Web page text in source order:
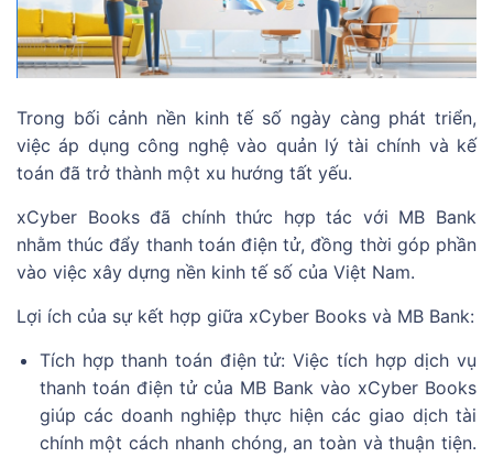
Trong bối cảnh nền kinh tế số ngày càng phát triển,
việc áp dụng công nghệ vào quản lý tài chính và kế
toán đã trở thành một xu hướng tất yếu.
xCyber Books đã chính thức hợp tác với MB Bank
nhằm thúc đẩy thanh toán điện tử, đồng thời góp phần
vào việc xây dựng nền kinh tế số của Việt Nam.
Lợi ích của sự kết hợp giữa xCyber Books và MB Bank:
Tích hợp thanh toán điện tử: Việc tích hợp dịch vụ
thanh toán điện tử của MB Bank vào xCyber Books
giúp các doanh nghiệp thực hiện các giao dịch tài
chính một cách nhanh chóng, an toàn và thuận tiện.